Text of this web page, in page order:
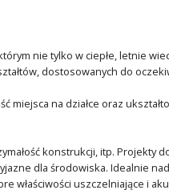
nie tylko w ciepłe, letnie
dostosowanych do
na działce oraz
konstrukcji, itp. Projekty
dla środowiska. Idealnie
właściwości uszczelniające i